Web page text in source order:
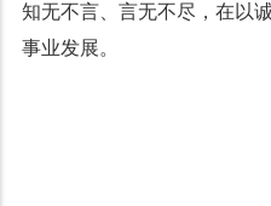
知无不言、言无不尽，在以
事业发展。